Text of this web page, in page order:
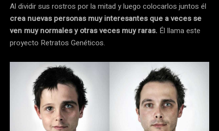
Al dividir sus rostros por la mitad y luego colocarlos juntos él
crea nuevas personas muy interesantes que a veces se
ven muy normales y otras veces muy raras. Él llama este
proyecto Retratos Genéticos.